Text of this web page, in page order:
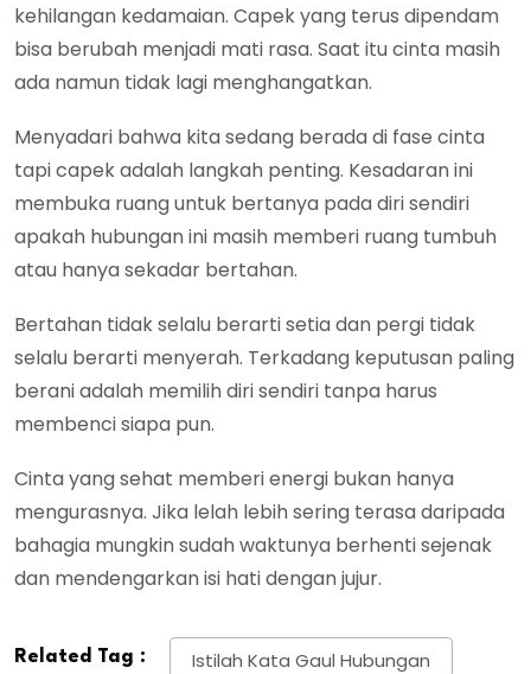
kehilangan kedamaian. Capek yang terus dipendam
bisa berubah menjadi mati rasa. Saat itu cinta masih
ada namun tidak lagi menghangatkan.
Menyadari bahwa kita sedang berada di fase cinta
tapi capek adalah langkah penting. Kesadaran ini
membuka ruang untuk bertanya pada diri sendiri
apakah hubungan ini masih memberi ruang tumbuh
atau hanya sekadar bertahan.
Bertahan tidak selalu berarti setia dan pergi tidak
selalu berarti menyerah. Terkadang keputusan paling
berani adalah memilih diri sendiri tanpa harus
membenci siapa pun.
Cinta yang sehat memberi energi bukan hanya
mengurasnya. Jika lelah lebih sering terasa daripada
bahagia mungkin sudah waktunya berhenti sejenak
dan mendengarkan isi hati dengan jujur.
Related Tag : Istilah Kata Gaul Hubungan